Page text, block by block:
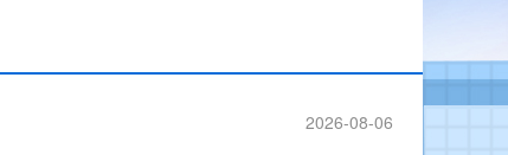
2026-08-06